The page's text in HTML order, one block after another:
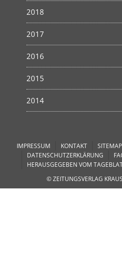
2018
2017
2016
2015
2014
IMPRESSUM KONTAKT
SITEMAP
DATENSCHUTZERKLÄRUNG
HERAUSGEGEBEN VOM
© ZEITUNGSVERLAG